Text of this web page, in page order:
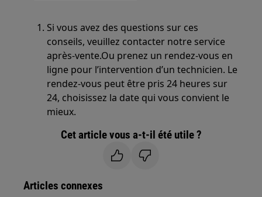
Si vous avez des questions sur ces
conseils, veuillez contacter notre service
après-vente.Ou prenez un rendez-vous en
ligne pour l’intervention d’un technicien. Le
rendez-vous peut être pris 24 heures sur
24, choisissez la date qui vous convient le
mieux.
Cet article vous a-t-il été utile ?
Articles connexes